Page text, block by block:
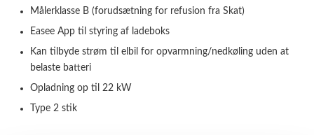
Målerklasse B (forudsætning for refusion fra Skat)
Easee App til styring af ladeboks
Kan tilbyde strøm til elbil for opvarmning/nedkøling uden at
belaste batteri
Opladning op til 22 kW
Type 2 stik